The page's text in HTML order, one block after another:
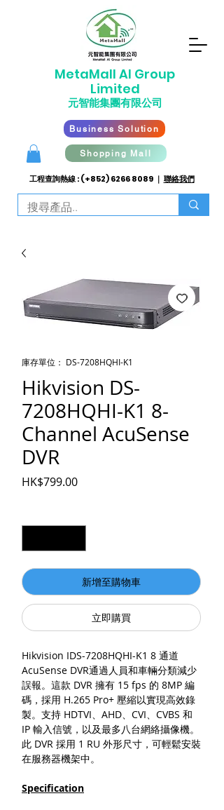
​MetaMall AI Group
Limited
元智能集團有限公司
Business Solution
Shopping Mall
工程查詢熱線 : (+852)6266 8089｜ 聯絡我們
庫存單位： DS-7208HQHI-K1
Hikvision DS-
7208HQHI-K1 8-
Channel AcuSense
DVR
HK$799.00價格
新增至購物車
立即購買
Hikvision IDS-7208HQHI-K1 8 通道
AcuSense DVR通過人員和車輛分類減少
誤報。這款 DVR 擁有 15 fps 的 8MP 編
碼，採用 H.265 Pro+ 壓縮以實現高效錄
製。支持 HDTVI、AHD、CVI、CVBS 和
IP 輸入信號，以及最多八台網絡攝像機。
此 DVR 採用 1 RU 外形尺寸，可輕鬆安裝
在服務器機架中。
Specification